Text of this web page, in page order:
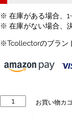
※ 在庫がある場合、
※ 在庫がない場合、
※Tcollectorのブラン
ー
お買い物カ